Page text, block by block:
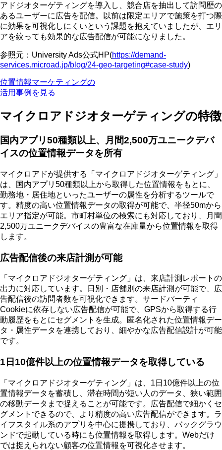
アドジオターゲティングを導入し、競合店を抽出して訪問歴の
あるユーザーに広告を配信。以前は限定エリアで施策を打つ際
に効果を可視化しにくいという課題を抱えていましたが、エリ
アを絞っても効果的な広告配信が可能になりました。
参照元：University Ads公式HP(https://demand-
services.microad.jp/blog/24-geo-targeting#case-study)
位置情報マーケティングの
活用事例を見る
マイクロアドジオターゲティングの特徴
国内アプリ50種類以上、月間2,500万ユニークデバ
イスの位置情報データを所有
マイクロアドが提供する「マイクロアドジオターゲティング」
は、国内アプリ50種類以上から取得した位置情報をもとに、
勤務地・居住地といったユーザーの属性を分析するツールで
す。精度の高い位置情報データの取得が可能で、半径50mから
エリア指定が可能。市町村単位の検索にも対応しており、月間
2,500万ユニークデバイスの豊富な在庫量から位置情報を取得
します。
広告配信後の来店計測が可能
「マイクロアドジオターゲティング」は、来店計測レポートの
出力に対応しています。日別・店舗別の来店計測が可能で、広
告配信後の訪問者数を可視化できます。サードパーティ
Cookieに依存しない広告配信が可能で、GPSから取得する行
動履歴をもとにセグメントを生成。匿名化された位置情報デー
タ・属性データを連携しており、細やかな広告配信設計が可能
です。
1日10億件以上の位置情報データを取得している
「マイクロアドジオターゲティング」は、1日10億件以上の位
置情報データを蓄積し、滞在時間が短い人のデータ、狭い範囲
の移動データまで捉えることが可能です。広告配信で細かくセ
グメントできるので、より精度の高い広告配信ができます。ラ
イフスタイル系のアプリを中心に提携しており、バックグラウ
ンドで起動している時にも位置情報を取得します。Webだけ
では捉えられない顧客の位置情報を可視化させます。